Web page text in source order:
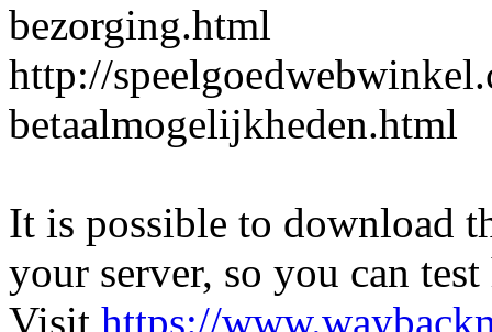
bezorging.html
http://
betaalmogelijkheden.html
It is possible to download
your server, so you can
Visit https://